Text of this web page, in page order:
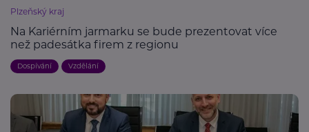
Plzeňský kraj
Na Kariérním jarmarku se bude prezentovat více
než padesátka firem z regionu
Dospívání Vzdělání